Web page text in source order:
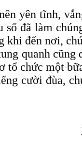
yên tĩnh,
đã làm
khi đến nơi,
quanh cũng
tổ chức một
cười đùa,